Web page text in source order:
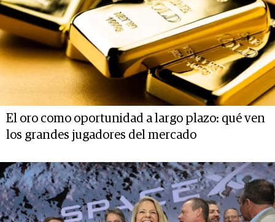
El oro como oportunidad a largo plazo: qué ven
los grandes jugadores del mercado